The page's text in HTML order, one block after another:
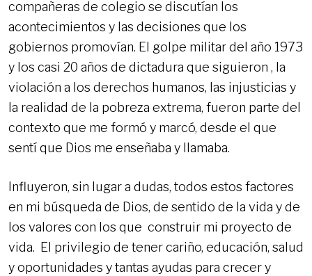
compañeras de colegio se discutían los
acontecimientos y las decisiones que los
gobiernos promovían. El golpe militar del año 1973
y los casi 20 años de dictadura que siguieron , la
violación a los derechos humanos, las injusticias y
la realidad de la pobreza extrema, fueron parte del
contexto que me formó y marcó, desde el que
sentí que Dios me enseñaba y llamaba.
Influyeron, sin lugar a dudas, todos estos factores
en mi búsqueda de Dios, de sentido de la vida y de
los valores con los que construir mi proyecto de
vida. El privilegio de tener cariño, educación, salud
y oportunidades y tantas ayudas para crecer y